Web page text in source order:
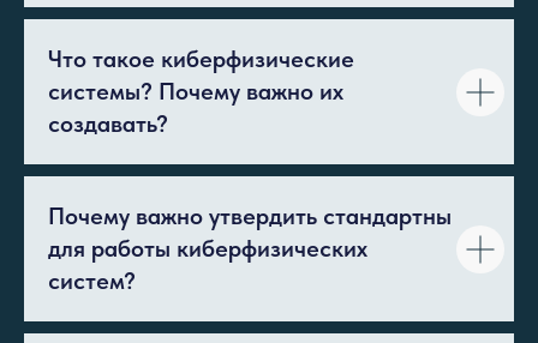
Что такое киберфизические
системы? Почему важно их
создавать?
Почему важно утвердить стандартны
для работы киберфизических
систем?